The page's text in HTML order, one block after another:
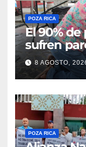
POZA RICA
El 90%
sufren
8 AGOSTO,
POZA RICA